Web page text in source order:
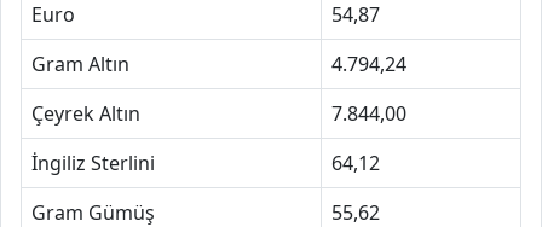
Euro
54,87
Gram Altın
4.794,24
Çeyrek Altın
7.844,00
İngiliz Sterlini
64,12
Gram Gümüş
55,62